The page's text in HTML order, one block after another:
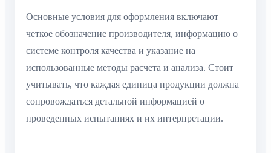
Основные условия для оформления включают
четкое обозначение производителя, информацию о
системе контроля качества и указание на
использованные методы расчета и анализа. Стоит
учитывать, что каждая единица продукции должна
сопровождаться детальной информацией о
проведенных испытаниях и их интерпретации.